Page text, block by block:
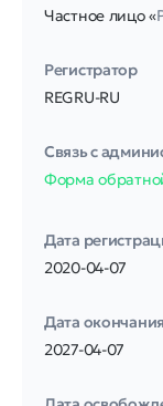
Частное лицо «
Регистратор
REGRU-RU
Связь с
Форма
Дата
2020-04-07
Дата
2027-04-07